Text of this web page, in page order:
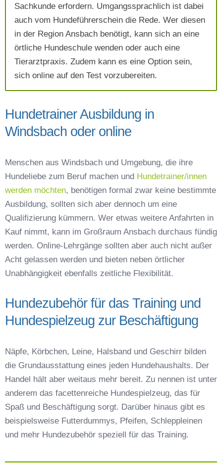
AGB`s.
Absenden
Sachkunde erfordern. Umgangssprachlich ist dabei
auch vom Hundeführerschein die Rede. Wer diesen
in der Region Ansbach benötigt, kann sich an eine
örtliche Hundeschule wenden oder auch eine
Tierarztpraxis. Zudem kann es eine Option sein,
sich online auf den Test vorzubereiten.
Hundetrainer Ausbildung in
Windsbach oder online
Menschen aus Windsbach und Umgebung, die ihre
Hundeliebe zum Beruf machen und Hundetrainer/innen
werden möchten, benötigen formal zwar keine bestimmte
Ausbildung, sollten sich aber dennoch um eine
Qualifizierung kümmern. Wer etwas weitere Anfahrten in
Kauf nimmt, kann im Großraum Ansbach durchaus fündig
werden. Online-Lehrgänge sollten aber auch nicht außer
Acht gelassen werden und bieten neben örtlicher
Unabhängigkeit ebenfalls zeitliche Flexibilität.
Hundezubehör für das Training und
Hundespielzeug zur Beschäftigung
Näpfe, Körbchen, Leine, Halsband und Geschirr bilden
die Grundausstattung eines jeden Hundehaushalts. Der
Handel hält aber weitaus mehr bereit. Zu nennen ist unter
anderem das facettenreiche Hundespielzeug, das für
Spaß und Beschäftigung sorgt. Darüber hinaus gibt es
beispielsweise Futterdummys, Pfeifen, Schleppleinen
und mehr Hundezubehör speziell für das Training.